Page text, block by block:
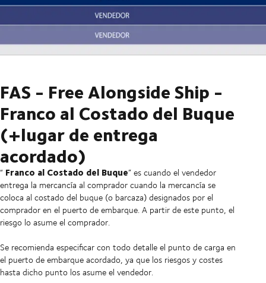
FAS - Free Alongside Ship -
Franco al Costado del Buque
(+lugar de entrega
acordado)
“ Franco al Costado del Buque” es cuando el vendedor
entrega la mercancía al comprador cuando la mercancía se
coloca al costado del buque (o barcaza) designados por el
comprador en el puerto de embarque. A partir de este punto, el
riesgo lo asume el comprador.
Se recomienda especificar con todo detalle el punto de carga en
el puerto de embarque acordado, ya que los riesgos y costes
hasta dicho punto los asume el vendedor.